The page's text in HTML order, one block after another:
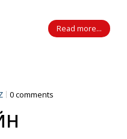
Read more...
0 comments